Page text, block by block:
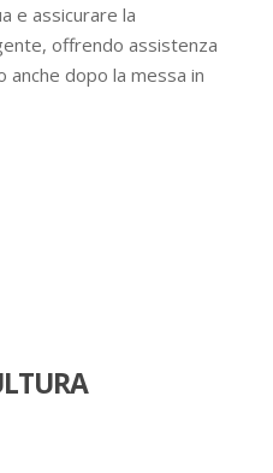
e assicurare la
offrendo assistenza
dopo la messa in